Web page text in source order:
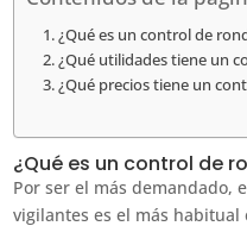
¿Qué es un control de
¿Qué utilidades tiene un
¿Qué precios tiene un
¿Qué es un control de
Por ser el más demandado,
vigilantes es el más habitual